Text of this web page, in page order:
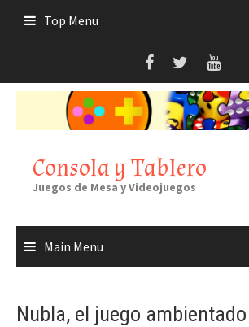
Top Menu
Consola y Tablero
Juegos de Mesa y Videojuegos
Main Menu
Nubla, el juego